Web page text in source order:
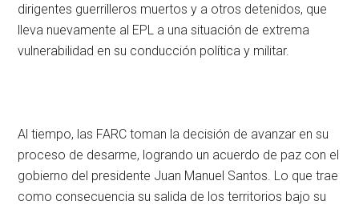
dirigentes guerrilleros muertos y a otros detenidos, que
lleva nuevamente al EPL a una situación de extrema
vulnerabilidad en su conducción política y militar.
Al tiempo, las FARC toman la decisión de avanzar en su
proceso de desarme, logrando un acuerdo de paz con el
gobierno del presidente Juan Manuel Santos. Lo que trae
como consecuencia su salida de los territorios bajo su